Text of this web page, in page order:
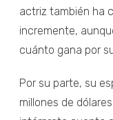
actriz también ha
incremente,
cuánto gana por
Por su parte, su
millones de